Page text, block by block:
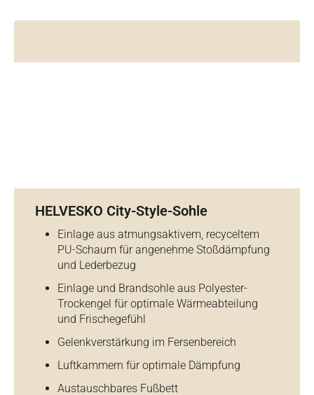
HELVESKO City-Style-Sohle
Einlage aus atmungsaktivem, recyceltem
PU-Schaum für angenehme Stoßdämpfung
und Lederbezug
Einlage und Brandsohle aus Polyester-
Trockengel für optimale Wärmeabteilung
und Frischegefühl
Gelenkverstärkung im Fersenbereich
Luftkammern für optimale Dämpfung
Austauschbares Fußbett